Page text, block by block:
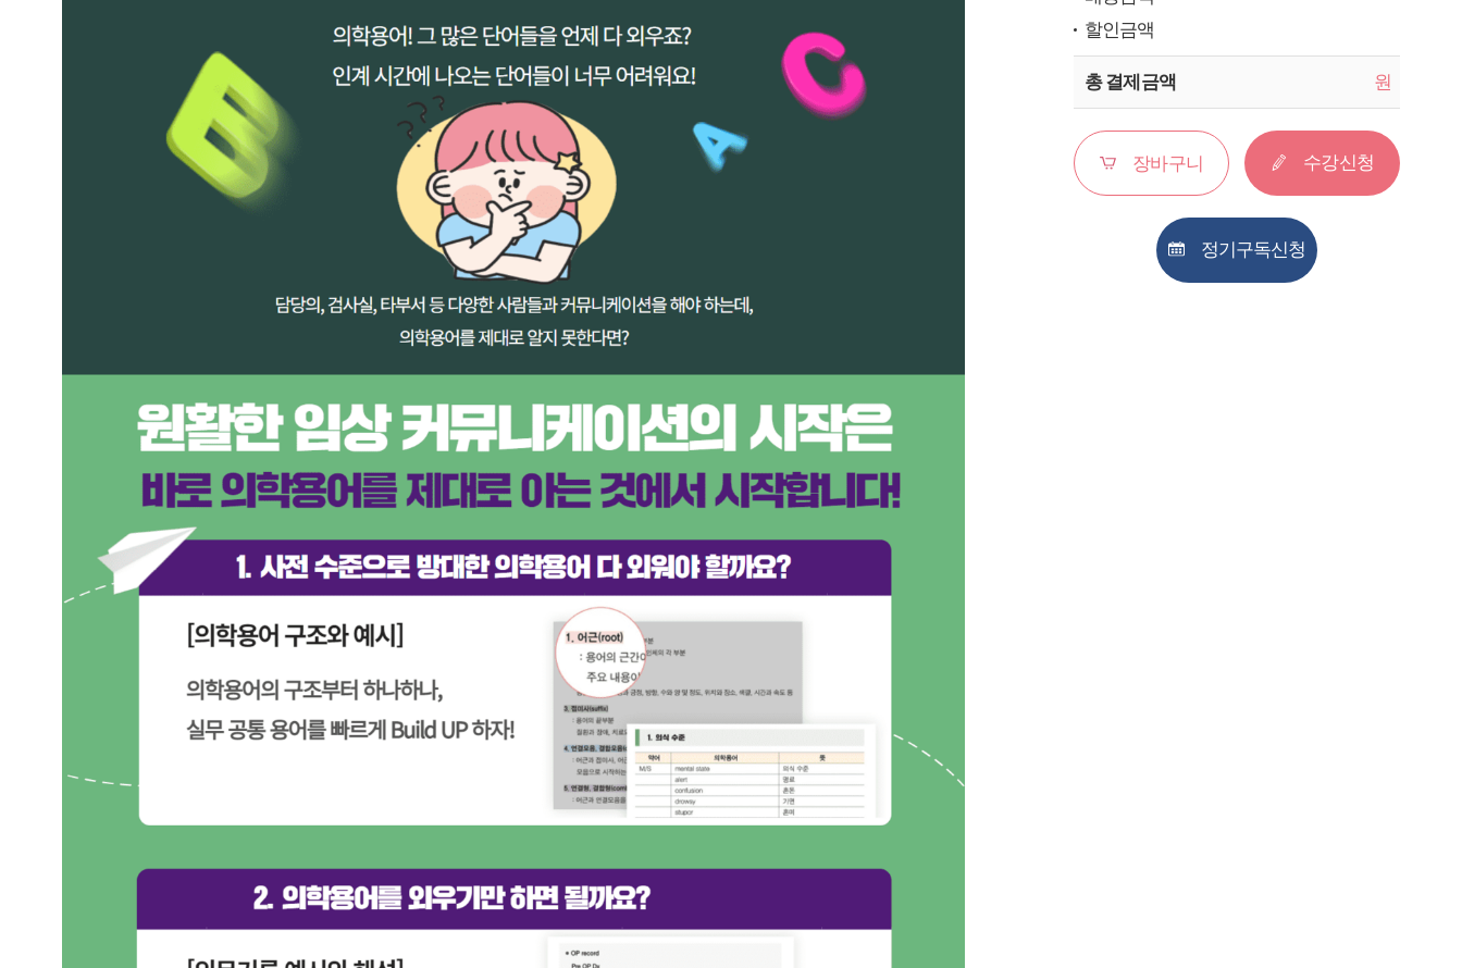
할인금액
총 결제금액 원
장바구니 수강신청
정기구독신청